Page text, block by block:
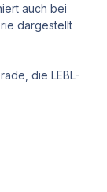
auch bei
dargestellt
die LEBL-